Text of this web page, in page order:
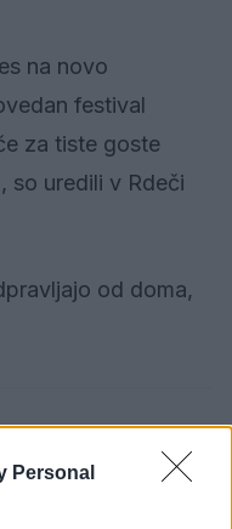
Personal
na novo
festival
za tiste goste
so uredili v Rdeči
od doma,